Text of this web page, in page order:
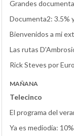
Grandes
Documenta2: 3.5%
Bienvenidos a mi
Las rutas
Rick Steves por
MAÑANA
Telecinco
El programa del
Ya es mediodía: